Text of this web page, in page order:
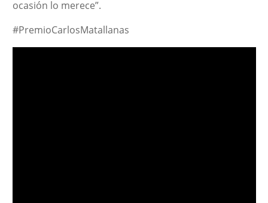
ocasión lo merece”.
#PremioCarlosMatallanas